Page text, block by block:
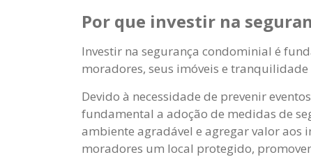
Por que investir na
Investir na segurança condominial é
moradores, seus imóveis e
Devido à necessidade de prevenir
fundamental a adoção de medidas de
ambiente agradável e agregar valor aos
moradores um local protegido,